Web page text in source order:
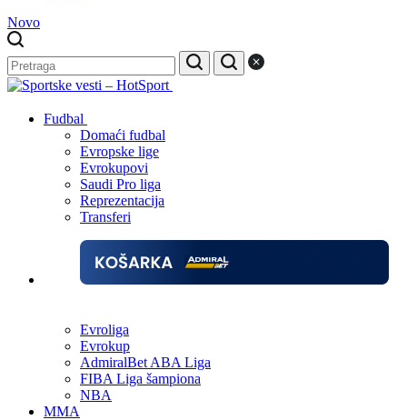
Novo
Fudbal
Domaći fudbal
Evropske lige
Evrokupovi
Saudi Pro liga
Reprezentacija
Transferi
Evroliga
Evrokup
AdmiralBet ABA Liga
FIBA Liga šampiona
NBA
MMA